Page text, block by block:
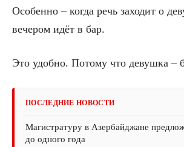
Особенно – когда речь заходит о
вечером идёт в бар.
Это удобно. Потому что девушка –
ПОСЛЕДНИЕ НОВОСТИ
Магистратуру в Азербайджане
до одного года